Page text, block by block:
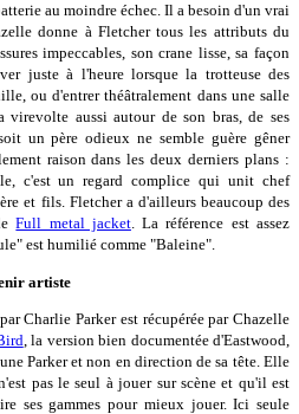
au moindre échec. Il a besoin d'un vrai
donne à Fletcher tous les attributs du
impeccables, son crane lisse, sa façon
juste à l'heure lorsque la trotteuse des
ou d'entrer théâtralement dans une salle
virevolte aussi autour de son bras, de ses
un père odieux ne semble guère gêner
raison dans les deux derniers plans :
c'est un regard complice qui unit chef
et fils. Fletcher a d'ailleurs beaucoup des
Full metal jacket. La référence est assez
est humilié comme "Baleine".
artiste
Charlie Parker est récupérée par Chazelle
, la version bien documentée d'Eastwood,
Parker et non en direction de sa tête. Elle
pas le seul à jouer sur scène et qu'il est
ses gammes pour mieux jouer. Ici seule